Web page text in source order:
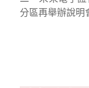
分區再舉辦說明